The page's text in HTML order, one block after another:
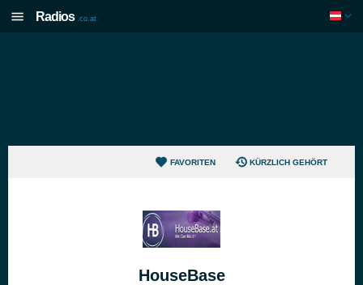
Radios .co.at
FAVORITEN KÜRZLICH GEHÖRT
HouseBase